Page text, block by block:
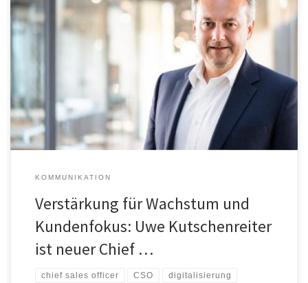
Mit Uwe Kutschenreiter gewinnt FLEXiCODE einen erfahrenen
Vertriebsexperten als Chief Sales Officer für die DACH-Region. In
seiner neuen Funktion verantwortet er die Bereiche Sales und
Marketing und wird die strategische Weiterentwicklung des
Unternehmens aktiv begleiten. Uwe Kutschenreiter verfügt über
langjährige Erfahrung im Vertrieb komplexer ERP-Lösungen und
bringt ein tiefes Verständnis […]
KOMMUNIKATION
Verstärkung für Wachstum und
Kundenfokus: Uwe Kutschenreiter
ist neuer Chief …
chief sales officer CSO digitalisierung